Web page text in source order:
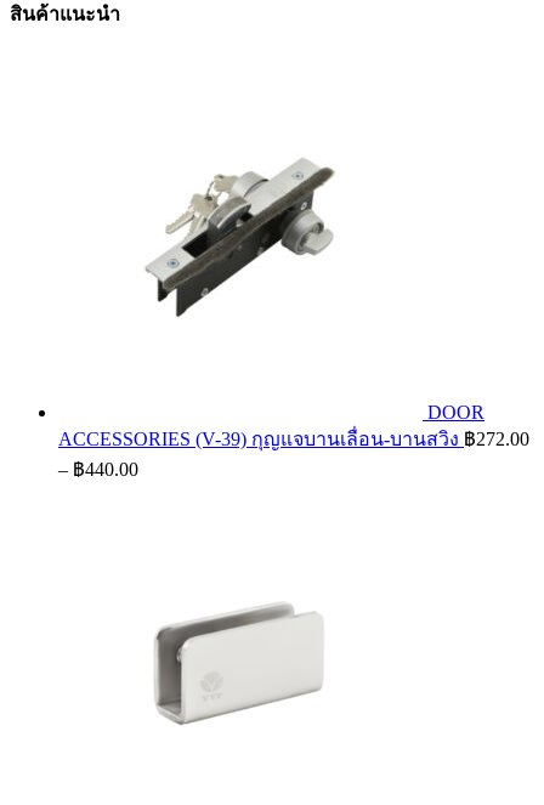
สินค้าแนะนำ
DOOR
ACCESSORIES (V-39) กุญแจบานเลื่อน-บานสวิง ฿272.00
– ฿440.00Price